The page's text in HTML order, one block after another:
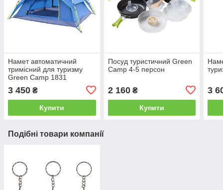
Намет автоматичний
тримісний для туризму
Green Camp 1831
3 450 ₴
Купити
Посуд туристичний Green
Camp 4-5 персон
2 160₴
Купити
3
Подібні товари компанії